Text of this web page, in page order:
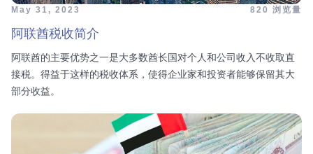
May 31, 2023 820 浏览量
阿联酋税收简介
阿联酋的主要优势之一是大多数酋长国对个人和公司收入不收取直
接税。得益于这样的税收体系，使得企业家和投资者能够保留其大
部分收益。